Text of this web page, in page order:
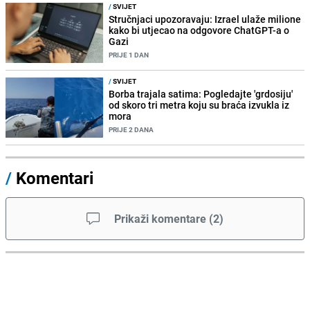
/SVIJET
Stručnjaci upozoravaju: Izrael ulaže milione
kako bi utjecao na odgovore ChatGPT-a o
Gazi
PRIJE 1 DAN
/SVIJET
Borba trajala satima: Pogledajte 'grdosiju'
od skoro tri metra koju su braća izvukla iz
mora
PRIJE 2 DANA
/ Komentari
Prikaži komentare (2)